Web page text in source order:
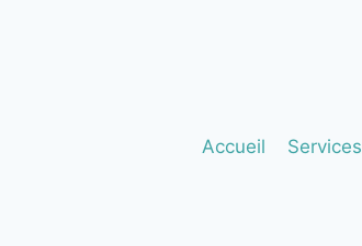
Accueil Services